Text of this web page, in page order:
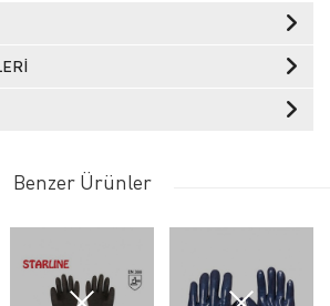
Benzer Ürünler